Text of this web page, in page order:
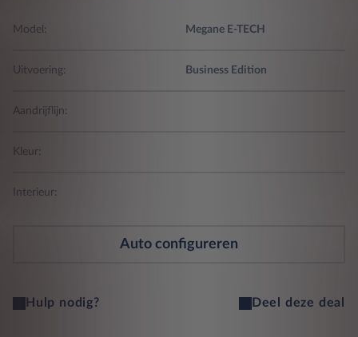
Model: Megane E-TECH
Uitvoering: Business Edition
Aandrijflijn:
Kleur:
Interieur:
Auto configureren
Hulp nodig? Deel deze deal